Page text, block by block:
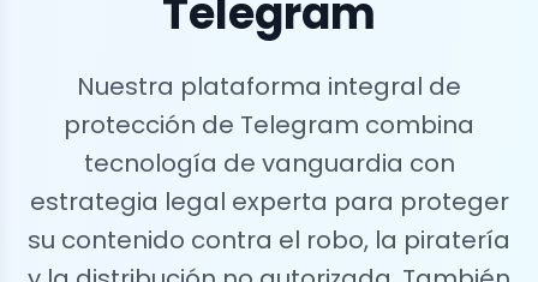
Telegram
Nuestra plataforma integral de
protección de Telegram combina
tecnología de vanguardia con
estrategia legal experta para proteger
su contenido contra el robo, la piratería